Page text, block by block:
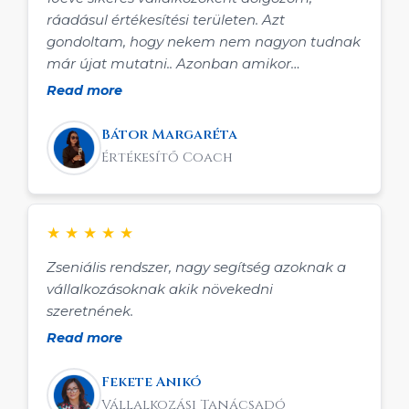
ráadásul értékesítési területen. Azt
gondoltam, hogy nekem nem nagyon tudnak
már újat mutatni.. Azonban amikor
megváltoztattam a vállalkozásom profilját
hogyan és min kellene vátoztatnom ahhoz,
hogy ismét tele legyen a naptáram. Levente
rendszerei, alázatos segítőkészsége,
szakmájában kiváló tudása és tapasztalata
állították a vállalkozásomat és jobban
szárnyal mint valaha. Ráadásul nem kellett
belefektetni többszázezer forintot sem. Ár
érték arányban szerintem a legjobb a
szüksége van új ügyfelekre, akinek "nem
működnek" a hirdetései, akinek elege van
abból, hogy egyedül küszködik az
Read more
Bátor Margaréta
Értékesítő Coach
★ ★ ★ ★ ★
Zseniális rendszer, nagy segítség azoknak a
vállalkozásoknak akik növekedni
szeretnének.
Read more
Fekete Anikó
Vállalkozási Tanácsadó